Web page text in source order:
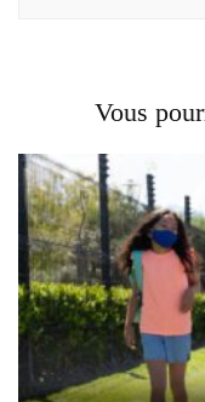
Vous